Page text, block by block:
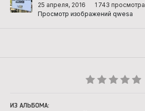
25 апреля, 2016
1 743 просмотра
Просмотр изображений qwesa
ИЗ АЛЬБОМА: